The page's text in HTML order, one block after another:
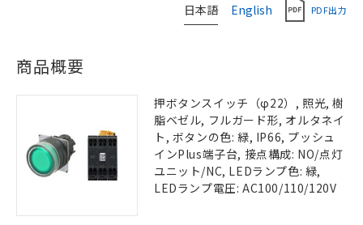
日本語 English PDF出力
商品概要
押ボタンスイッチ（φ22）, 照光, 樹
脂ベゼル, フルガード形, オルタネイ
ト, ボタンの色: 緑, IP66, プッシュ
インPlus端子台, 接点構成: NO/点灯
ユニット/NC, LEDランプ色: 緑,
LEDランプ電圧: AC100/110/120V